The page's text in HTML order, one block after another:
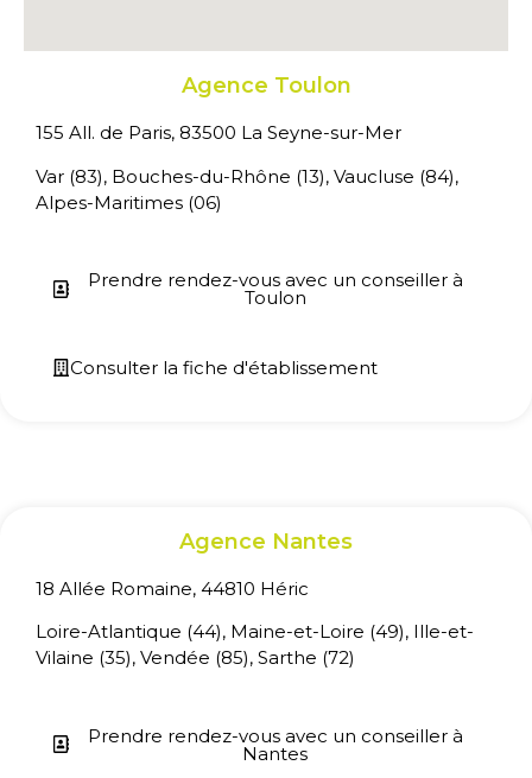
Agence Toulon
155 All. de Paris, 83500 La Seyne-sur-Mer
Var (83), Bouches-du-Rhône (13), Vaucluse (84),
Alpes-Maritimes (06)
Prendre rendez-vous avec un conseiller à
Toulon
Consulter la fiche d'établissement
Agence Nantes
18 Allée Romaine, 44810 Héric
Loire-Atlantique (44), Maine-et-Loire (49), Ille-et-
Vilaine (35), Vendée (85), Sarthe (72)
Prendre rendez-vous avec un conseiller à
Nantes